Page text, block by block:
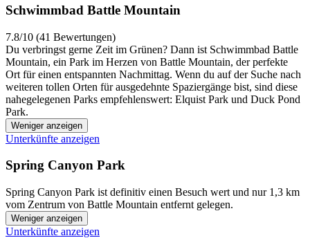
Schwimmbad Battle Mountain
7.8/10 (41 Bewertungen)
Du verbringst gerne Zeit im Grünen? Dann ist Schwimmbad Battle
Mountain, ein Park im Herzen von Battle Mountain, der perfekte
Ort für einen entspannten Nachmittag. Wenn du auf der Suche nach
weiteren tollen Orten für ausgedehnte Spaziergänge bist, sind diese
nahegelegenen Parks empfehlenswert: Elquist Park und Duck Pond
Park.
Weniger anzeigen
Unterkünfte anzeigen
Spring Canyon Park
Spring Canyon Park ist definitiv einen Besuch wert und nur 1,3 km
vom Zentrum von Battle Mountain entfernt gelegen.
Weniger anzeigen
Unterkünfte anzeigen